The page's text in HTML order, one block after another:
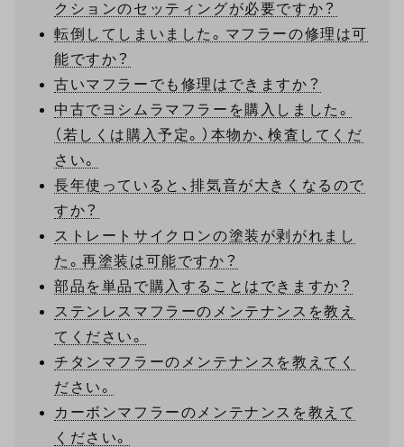
クションのセッティングが必要ですか？
転倒してしまいました。マフラーの修理は可
能ですか？
古いマフラーでも修理はできますか？
中古でヨシムラマフラーを購入しました。
（若しくは購入予定。）本物か、検査してくだ
さい。
長年使っていると、排気音が大きくなるので
すか？
ストレートサイクロンの塗装が剥がれまし
た。再塗装は可能ですか？
部品を単品で購入することはできますか？
ステンレスマフラーのメンテナンスを教え
てください。
チタンマフラーのメンテナンスを教えてく
ださい。
カーボンマフラーのメンテナンスを教えて
ください。